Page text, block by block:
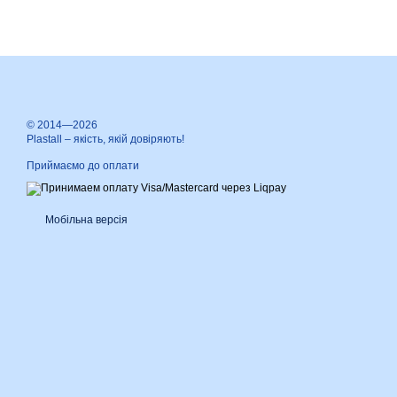
© 2014—2026
Plastall – якість, якій довіряють!
Приймаємо до оплати
Мобільна версія